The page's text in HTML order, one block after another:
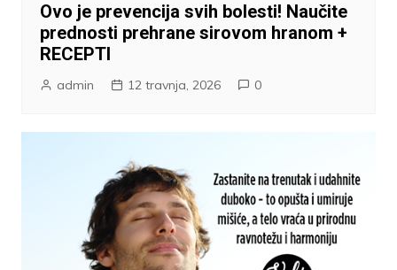
Ovo je prevencija svih bolesti! Naučite
prednosti prehrane sirovom hranom +
RECEPTI
admin 12 travnja, 2026 0